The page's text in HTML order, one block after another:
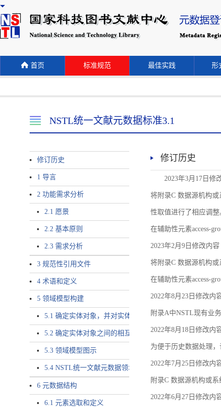
首页 标准规范 最佳实践 形
NSTL统一文献元数据标准3.1
修订历史
1 导言
2 功能需求分析
2.1 愿景
2.2 基本原则
2.3 需求分析
3 规范性引用文件
4 术语和定义
5 领域模型构建
5.1 确定实体对象，并对实体对象命名
5.2 确定实体对象之间的相互关系，定义实体对象之间的
5.3 领域模型图示
5.4 NSTL统一文献元数据领域模型的验证
6 元数据结构
6.1 元素选取和定义
修订历史
2023年3月17日修
将附录C 数据源机构或
性取值进行了相应调整
在辅助性元素access-
2023年2月9日修改内容
将附录C 数据源机构或
在辅助性元素access-
2022年8月23日修改内
附录A中NSTL现有业
2022年8月18日修改内
为便于历史数据处理
2022年7月25日修改内
附录C 数据源机构或
2022年6月27日修改内